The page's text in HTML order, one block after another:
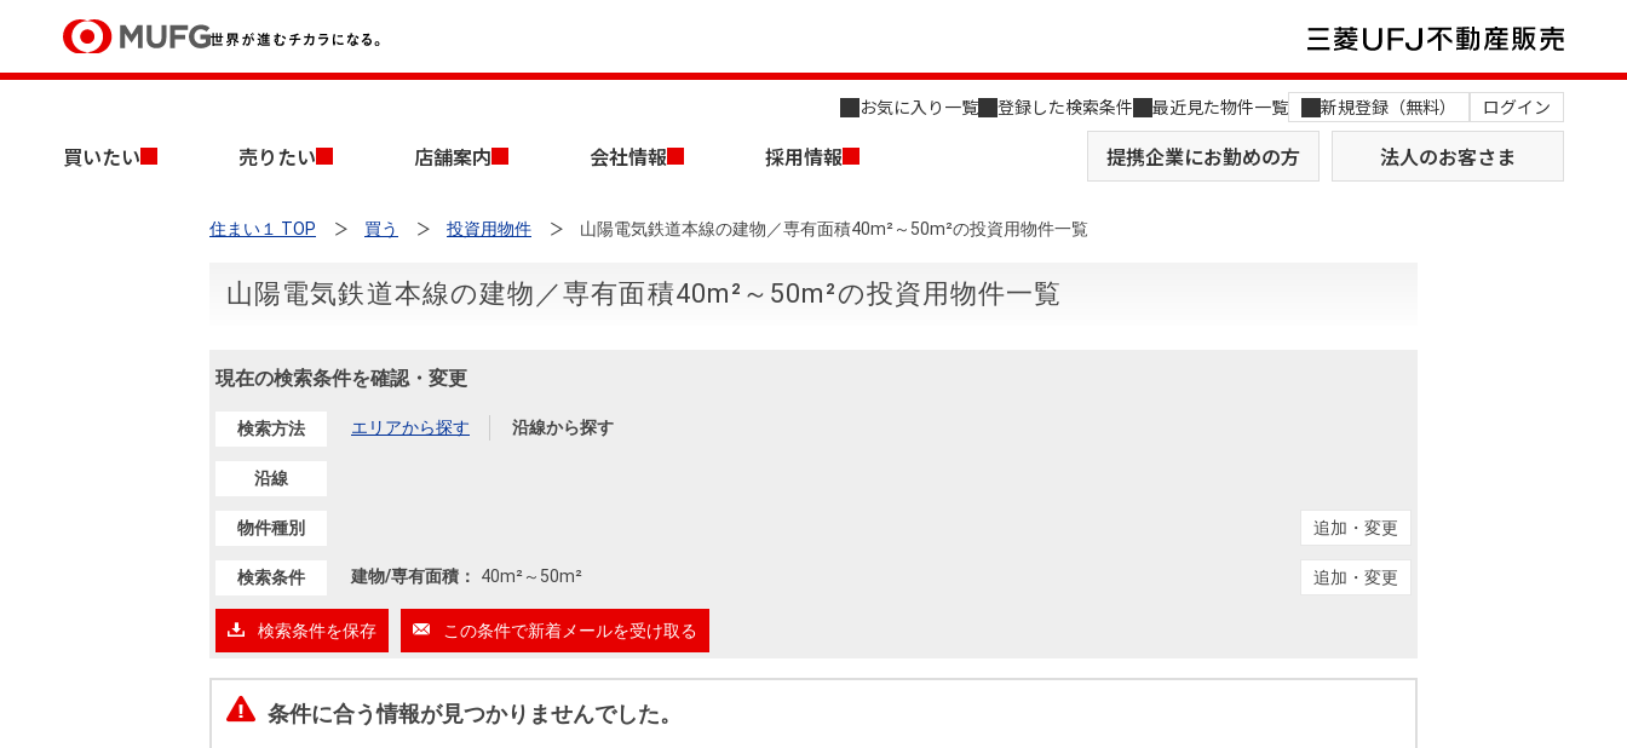
お気に入り一覧 登録した検索条件 最近見た物件一覧 新規登録（無料） ログイン
買いたい 売りたい 店舗案内 会社情報 採用情報 提携企業にお勤めの方 法人のお客さま
買いたいTOP
中古マンションを探す
投資用物件を探す おすすめ物件から探す
購入向けサービス 住宅ローンシミュレーション
住まいと暮らしの税金の本（電子ブック） 購入ガイド
売りたいTOP
無料査定
売却時手取り金額試算
売却向けサービス 周辺相場検索
住まいと暮らしの税金の本（電子ブック） 売却ガイド
店舗案内TOP
会社情報TOP
会社案内（電子ブック版）
採用情報TOP
売りたい
住まい１ TOP 買う 投資用物件 山陽電気鉄道本線の建物／専有面積40m²～50m²の投資用物件一覧
山陽電気鉄道本線の建物／専有面積40m²～50m²の投資用物件一覧
現在の検索条件を確認・変更
検索方法 エリアから探す 沿線から探す
沿線
物件種別 追加・変更
検索条件 建物/専有面積： 40m²～ 50m² 追加・変更
検索条件を保存 この条件で新着メールを受け取る
条件に合う情報が見つかりませんでした。